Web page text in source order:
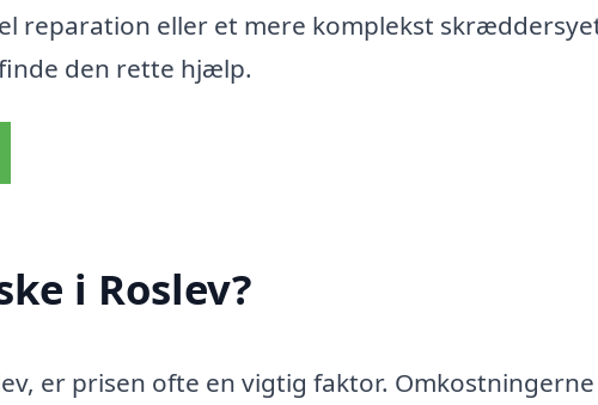
reparation eller et mere komplekst
den rette hjælp.
i Roslev?
er prisen ofte en vigtig faktor.